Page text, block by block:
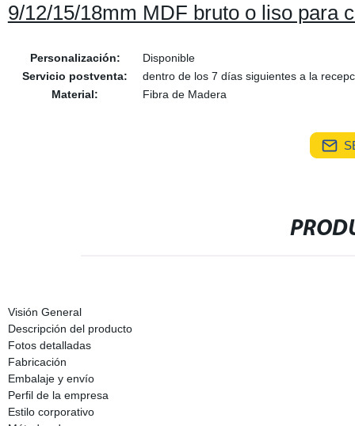
9/12/15/18mm MDF bruto o liso para
Personalización:
Disponible
Servicio postventa:
dentro de los 7 días siguientes a la
Material:
Fibra de Madera
Visión General
Descripción del producto
Fotos detalladas
Fabricación
Embalaje y envío
Perfil de la empresa
Estilo corporativo